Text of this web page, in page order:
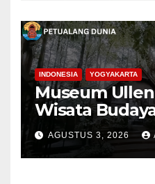
INDONESIA YOGYAKARTA
Museum
Wisata
Elegan di
AGUSTUS 3, 2026